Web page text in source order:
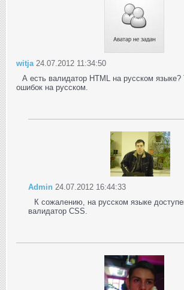
witja 24.07.2012 11:34:50
А есть валидатор HTML на русском языке?
ошибок на русском.
Admin 24.07.2012 16:44:33
К сожалению, на русском языке
валидатор CSS.